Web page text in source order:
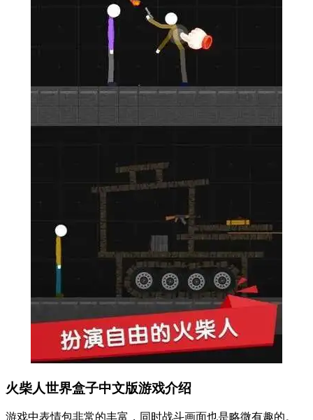
火柴人世界盒子中文版游戏介绍
游戏中表情包非常的丰富，同时战斗画面也是略微有趣的。